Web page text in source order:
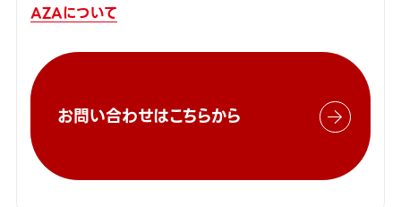
AZAについて
お問い合わせはこちらから